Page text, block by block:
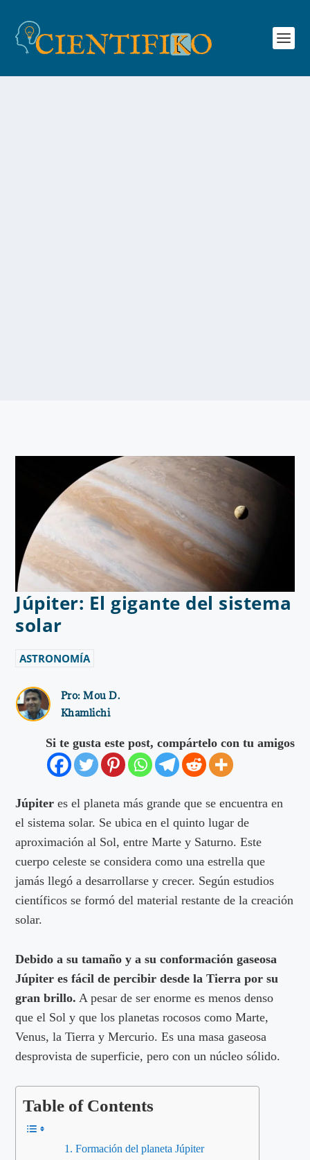
Júpiter: El gigante del sistema
solar
ASTRONOMÍA
Pro:Mou D.
Khamlichi
Si te gusta este post, compártelo con tu amigos
Júpiter es el planeta más grande que se encuentra en
el sistema solar. Se ubica en el quinto lugar de
aproximación al Sol, entre Marte y Saturno. Este
cuerpo celeste se considera como una estrella que
jamás llegó a desarrollarse y crecer. Según estudios
científicos se formó del material restante de la creación
solar.
Debido a su tamaño y a su conformación gaseosa
Júpiter es fácil de percibir desde la Tierra por su
gran brillo. A pesar de ser enorme es menos denso
que el Sol y que los planetas rocosos como Marte,
Venus, la Tierra y Mercurio. Es una masa gaseosa
desprovista de superficie, pero con un núcleo sólido.
Table of Contents
Formación del planeta Júpiter